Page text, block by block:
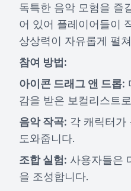
독특한 음악 모험을 즐
어 있어 플레이어들이
상상력이 자유롭게 펼
참여 방법:
아이콘 드래그 앤 드롭:
감을 받은 보컬리스트
음악 작곡: 각 캐릭터가
도와줍니다.
조합 실험: 사용자들은
을 조성합니다.